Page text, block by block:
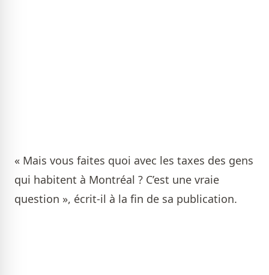
« Mais vous faites quoi avec les taxes des gens
qui habitent à Montréal ? C’est une vraie
question », écrit-il à la fin de sa publication.